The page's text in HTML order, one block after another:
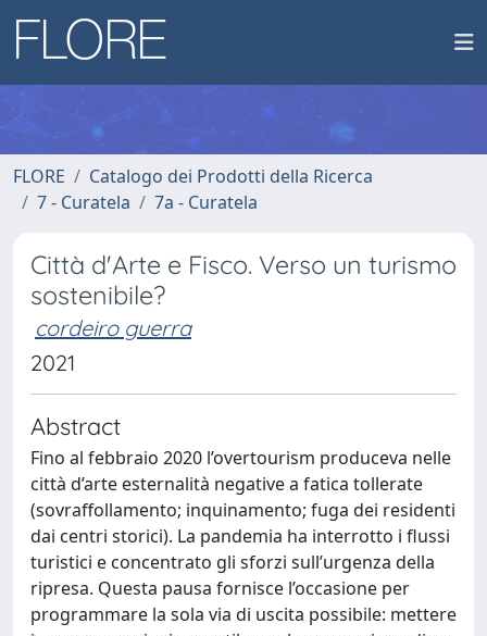
FLORE
Catalogo dei Prodotti della Ricerca
7 - Curatela
7a - Curatela
Città d'Arte e Fisco. Verso un turismo
sostenibile?
cordeiro guerra
2021
Abstract
Fino al febbraio 2020 l’overtourism produceva nelle
città d’arte esternalità negative a fatica tollerate
(sovraffollamento; inquinamento; fuga dei residenti
dai centri storici). La pandemia ha interrotto i flussi
turistici e concentrato gli sforzi sull’urgenza della
ripresa. Questa pausa fornisce l’occasione per
programmare la sola via di uscita possibile: mettere